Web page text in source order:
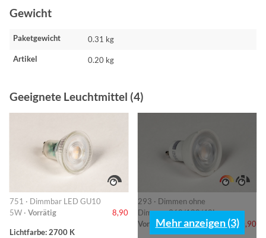
Gewicht
Paketgewicht 0.31 kg
Artikel 0.20 kg
Geeignete Leuchtmittel (4)
751 · Dimmbar LED GU10
5W · Vorrätig 8,90
Lichtfarbe: 2700 K
293 · Dimmen ohne
Dimmer-360/180/40L ·
Vorrätig
10,90
Mehr anzeigen (3)